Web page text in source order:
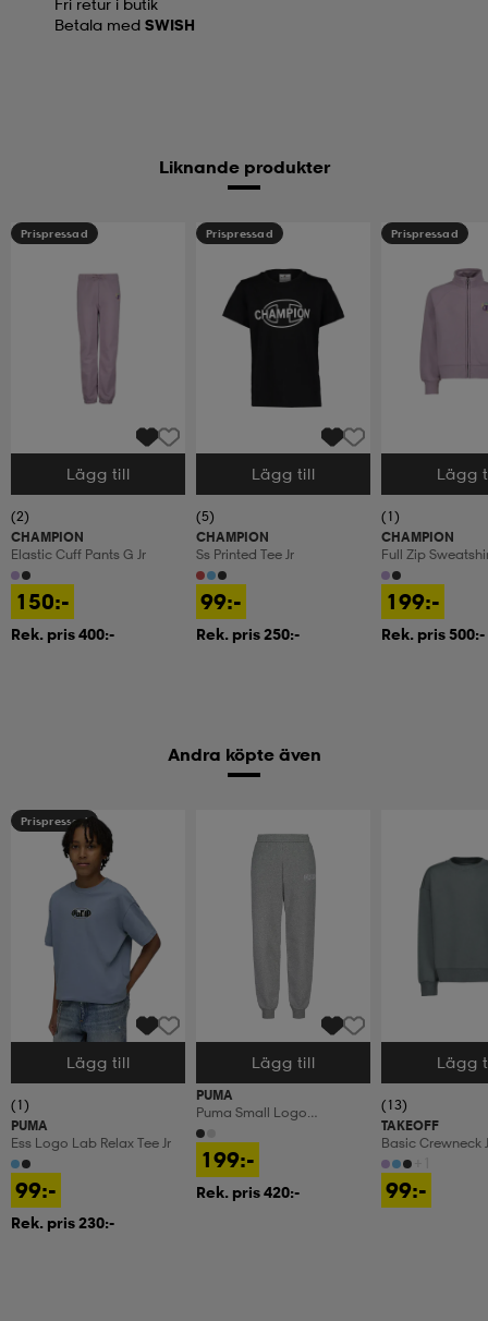
Betala med SWISH
Liknande produkter
Prispressad
Välj storlek
Lägg till
(2)
CHAMPION
Elastic Cuff Pants G Jr
150:-
Rek. pris 400:-
Prispressad
Välj storlek
Lägg till
(5)
CHAMPION
Ss Printed Tee Jr
99:-
Rek. pris 250:-
Prispressad
Välj storlek
Lägg
(1)
CHAMPION
Full Zip
199:-
Rek. pris 500:-
Andra köpte även
Prispressad
Välj storlek
Lägg till
(1)
PUMA
Ess Logo Lab Relax Tee Jr
99:-
Rek. pris 230:-
Välj storlek
Lägg till
PUMA
Puma Small Logo
Sweatpants Fl Cl Jr
199:-
Rek. pris 420:-
Välj storlek
Lägg
(13)
TAKEOFF
Basic Crewneck
99:-